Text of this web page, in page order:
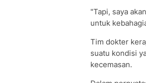
"Tapi, saya
untuk
Tim dokter
suatu kondisi
kecemasan.